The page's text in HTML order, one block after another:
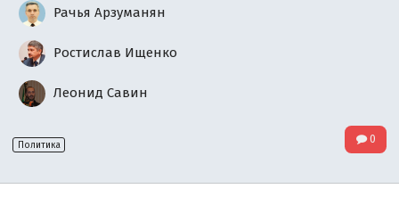
Рачья Арзуманян
Ростислав Ищенко
Леонид Савин
Политика 0